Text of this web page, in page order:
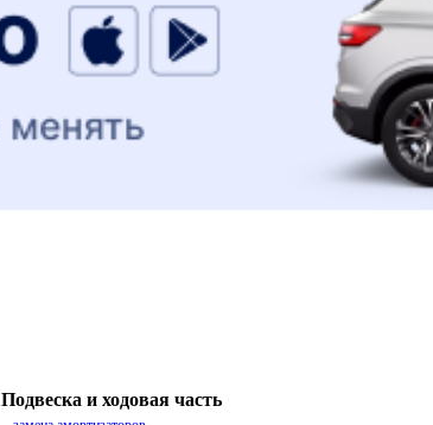
Подвеска и ходовая часть